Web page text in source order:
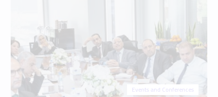
Events and Conferences